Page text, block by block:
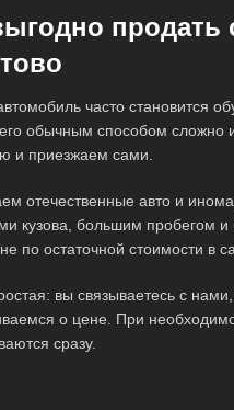
часто становится
обычным способом
и приезжаем сами.
отечественные авто и
кузова, большим пробегом
по остаточной стоимости в
вы связываетесь с
о цене. При
сразу.